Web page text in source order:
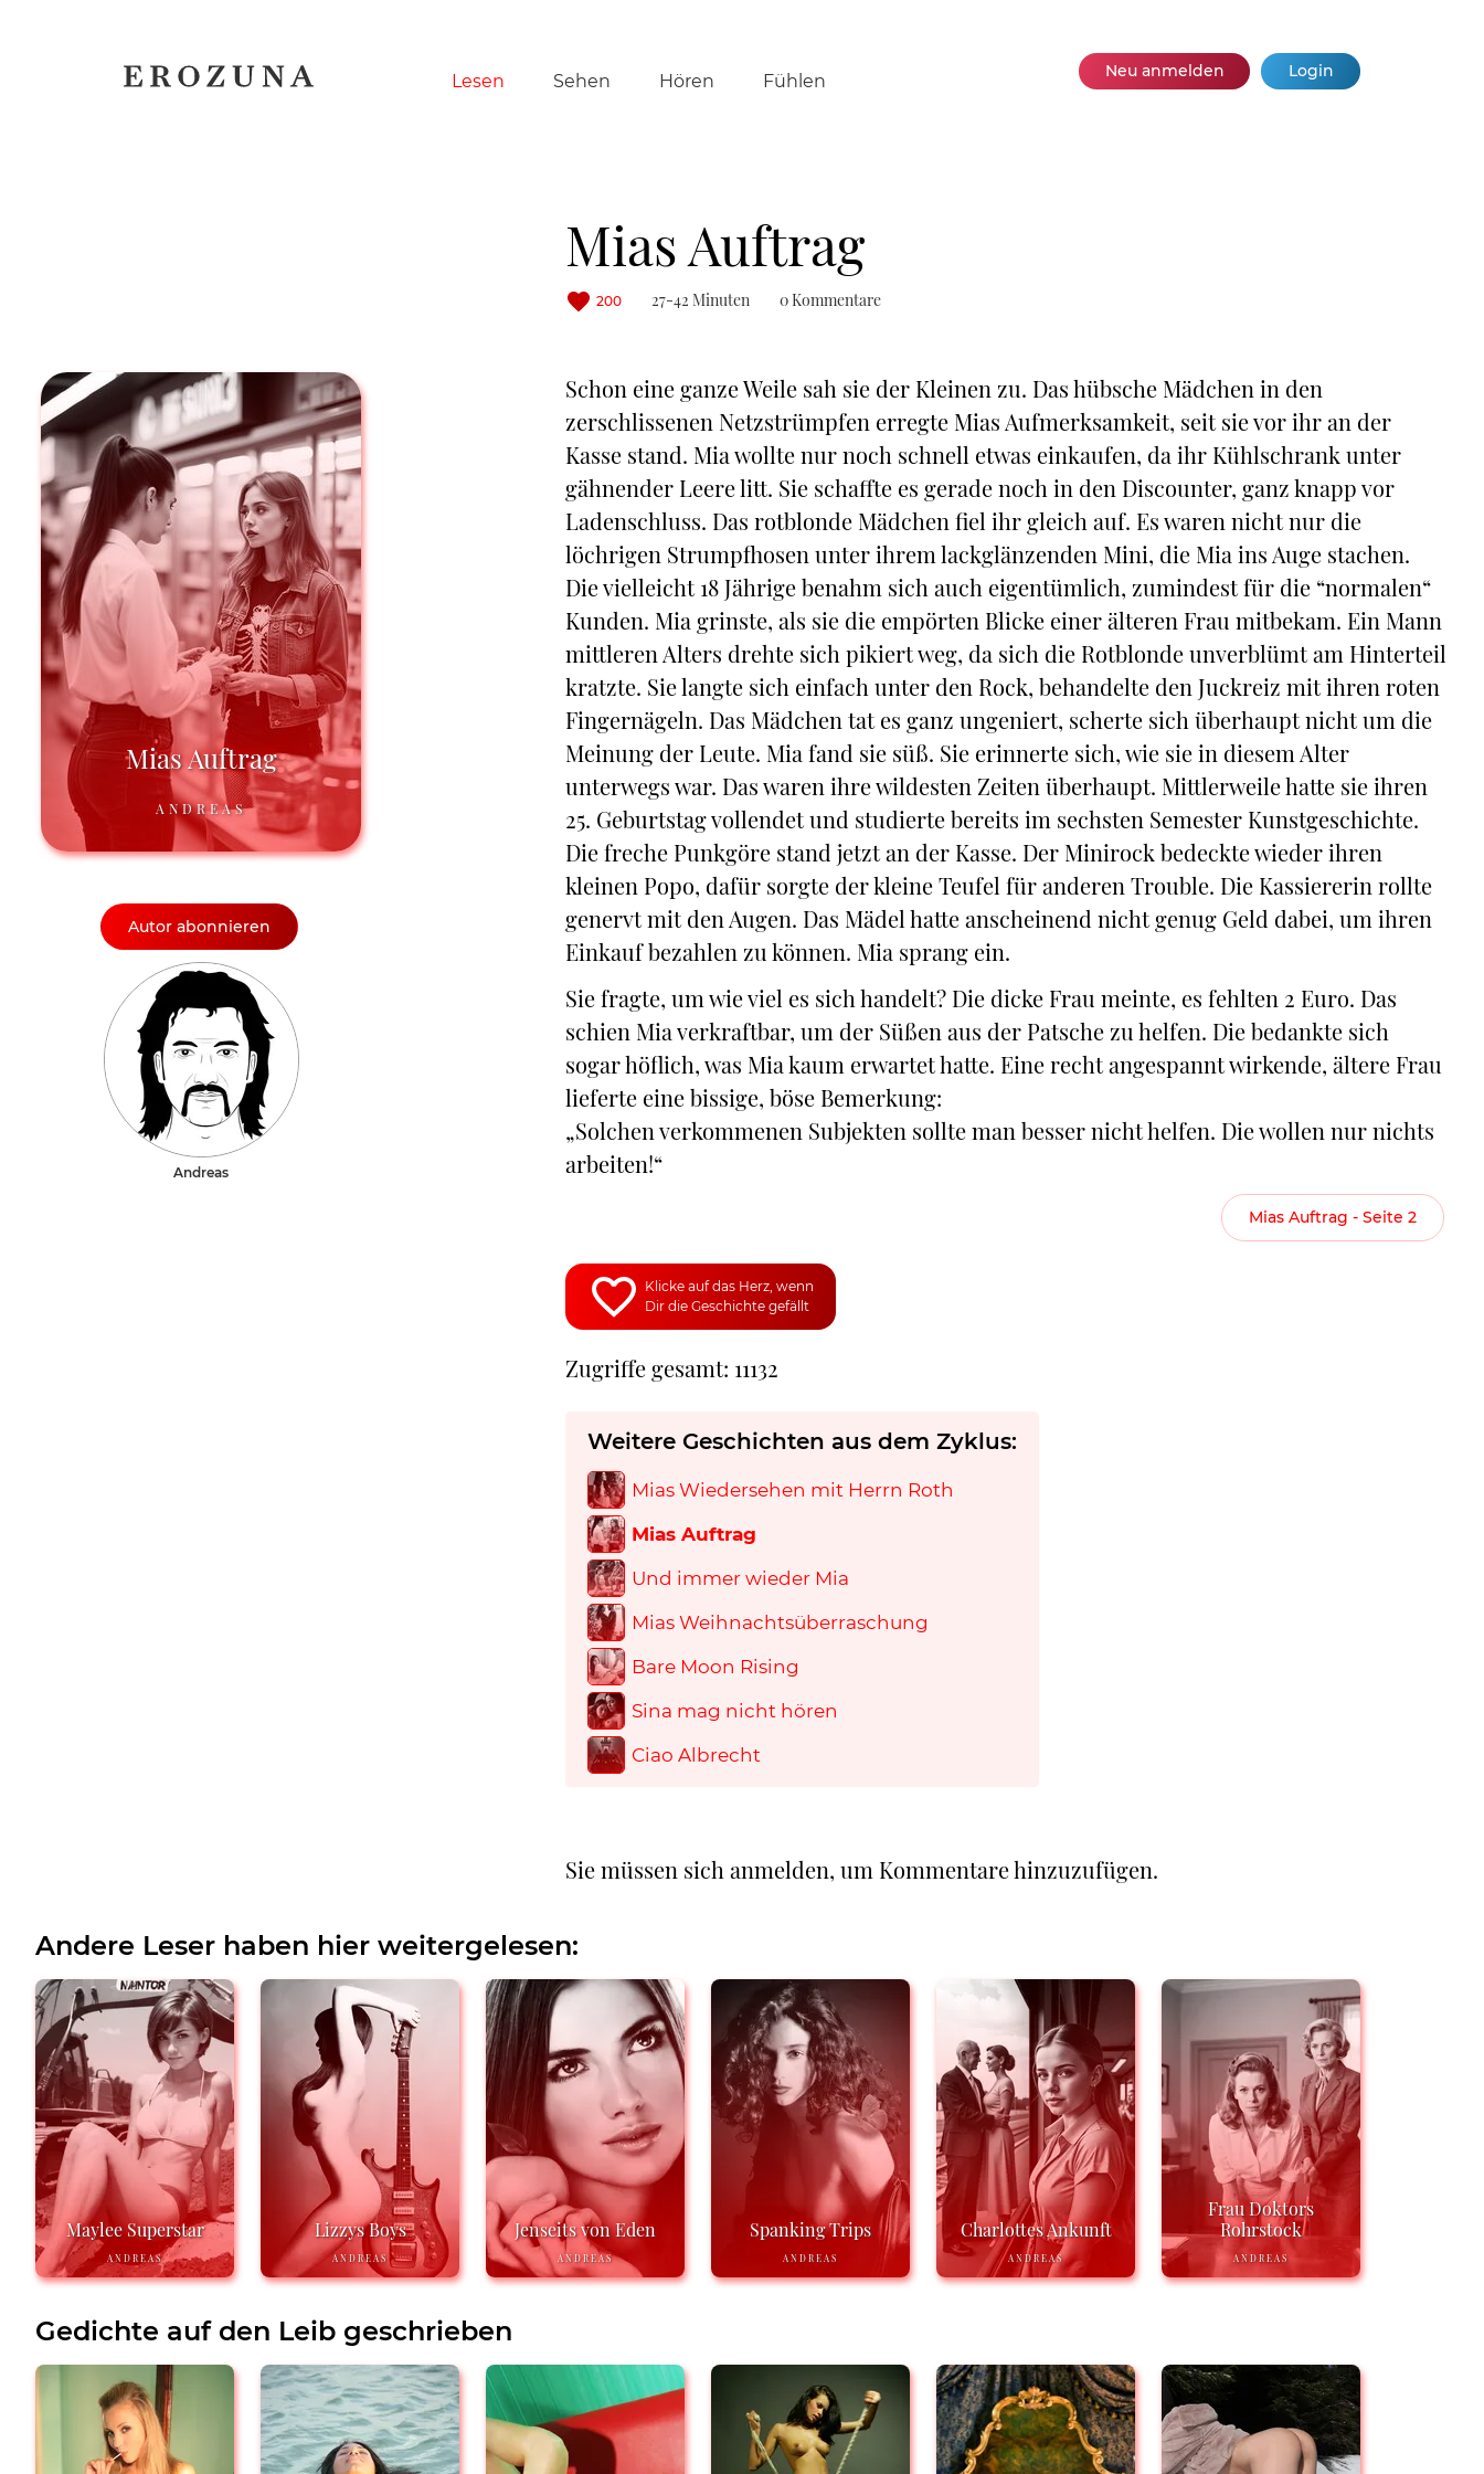
Navigation
Lesen Sehen Hören Fühlen Neu anmelden Login
Mias Auftrag
200 27-42 Minuten 0 Kommentare
Mias Auftrag
ANDREAS
Autor abonnieren
Andreas
Schon eine ganze Weile sah sie der Kleinen zu. Das hübsche Mädchen in den
zerschlissenen Netzstrümpfen erregte Mias Aufmerksamkeit, seit sie vor ihr an der
Kasse stand. Mia wollte nur noch schnell etwas einkaufen, da ihr Kühlschrank unter
gähnender Leere litt. Sie schaffte es gerade noch in den Discounter, ganz knapp vor
Ladenschluss. Das rotblonde Mädchen fiel ihr gleich auf. Es waren nicht nur die
löchrigen Strumpfhosen unter ihrem lackglänzenden Mini, die Mia ins Auge stachen.
Die vielleicht 18 Jährige benahm sich auch eigentümlich, zumindest für die “normalen“
Kunden. Mia grinste, als sie die empörten Blicke einer älteren Frau mitbekam. Ein Mann
mittleren Alters drehte sich pikiert weg, da sich die Rotblonde unverblümt am Hinterteil
kratzte. Sie langte sich einfach unter den Rock, behandelte den Juckreiz mit ihren roten
Fingernägeln. Das Mädchen tat es ganz ungeniert, scherte sich überhaupt nicht um die
Meinung der Leute. Mia fand sie süß. Sie erinnerte sich, wie sie in diesem Alter
unterwegs war. Das waren ihre wildesten Zeiten überhaupt. Mittlerweile hatte sie ihren
25. Geburtstag vollendet und studierte bereits im sechsten Semester Kunstgeschichte.
Die freche Punkgöre stand jetzt an der Kasse. Der Minirock bedeckte wieder ihren
kleinen Popo, dafür sorgte der kleine Teufel für anderen Trouble. Die Kassiererin rollte
genervt mit den Augen. Das Mädel hatte anscheinend nicht genug Geld dabei, um ihren
Einkauf bezahlen zu können. Mia sprang ein.
Sie fragte, um wie viel es sich handelt? Die dicke Frau meinte, es fehlten 2 Euro. Das
schien Mia verkraftbar, um der Süßen aus der Patsche zu helfen. Die bedankte sich
sogar höflich, was Mia kaum erwartet hatte. Eine recht angespannt wirkende, ältere Frau
lieferte eine bissige, böse Bemerkung:
„Solchen verkommenen Subjekten sollte man besser nicht helfen. Die wollen nur nichts
arbeiten!“
Mias Auftrag - Seite 2
Klicke auf das Herz, wenn
Dir die Geschichte gefällt
Zugriffe gesamt: 11132
Weitere Geschichten aus dem Zyklus:
Mias Wiedersehen mit Herrn Roth
Mias Auftrag
Und immer wieder Mia
Mias Weihnachtsüberraschung
Bare Moon Rising
Sina mag nicht hören
Ciao Albrecht
Sie müssen sich anmelden, um Kommentare hinzuzufügen.
Andere Leser haben hier weitergelesen:
Maylee Superstar
ANDREAS
Lizzys Boys
ANDREAS
Jenseits von Eden
ANDREAS
Spanking Trips
ANDREAS
Charlottes Ankunft
ANDREAS
Frau Doktors
Rohrstock
ANDREAS
Gedichte auf den Leib geschrieben